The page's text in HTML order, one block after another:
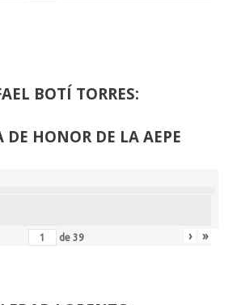
BOTÍ TORRES:
DE HONOR DE LA AEPE
de 39 › »